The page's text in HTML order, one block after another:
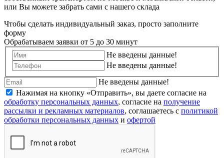
или Вы можете забрать сами с нашего склада
Чтобы сделать индивидуальный заказ, просто заполните
форму
Обрабатываем заявки от 5 до 30 минут
Не введены данные!
Не введены данные!
Не введены данные!
Нажимая на кнопку «Отправить», вы даете согласие на
обработку персональных данных, согласие на получение
рассылки и рекламных материалов, соглашаетесь c политикой
обработки персональных данных и офертой